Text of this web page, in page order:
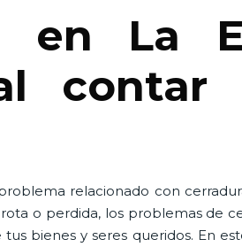
en La
contar
relacionado con
o perdida, los problemas de
bienes y seres queridos. En